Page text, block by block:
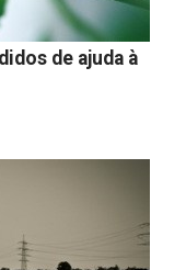
de ajuda à